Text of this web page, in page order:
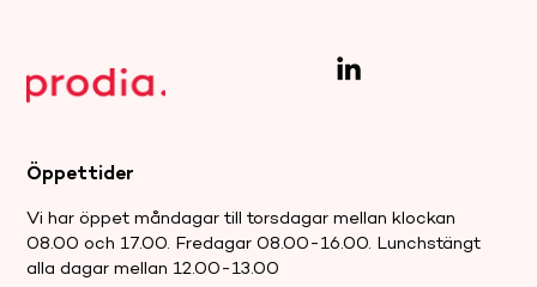
Webinar: Samsjuklighetsreformen i
praktiken – vad behöver din
verksamhet ha beredskap för?
Öppettider
Vi har öppet måndagar till torsdagar mellan klockan
08.00 och 17.00. Fredagar 08.00-16.00. Lunchstängt
alla dagar mellan 12.00-13.00